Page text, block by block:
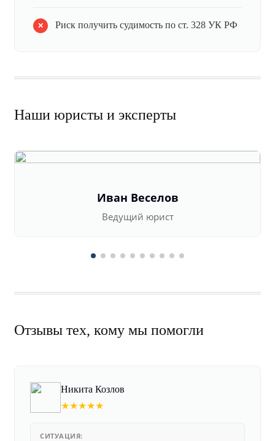
Риск получить судимость по ст. 328 УК РФ
Наши юристы и эксперты
Иван Веселов
Ведущий юрист
Отзывы тех, кому мы помогли
Никита Козлов
★★★★★
СИТУАЦИЯ: